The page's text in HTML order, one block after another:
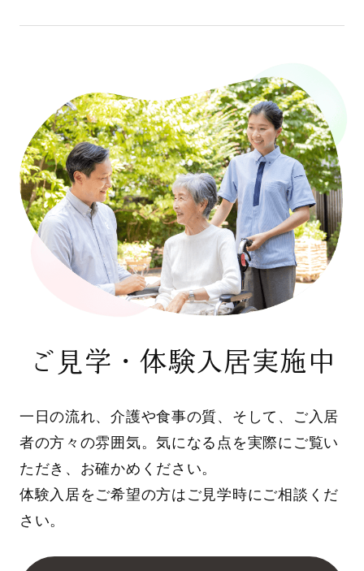
ご見学・体験入居実施中
一日の流れ、介護や食事の質、そして、ご入居
者の方々の雰囲気。気になる点を実際にご覧い
ただき、お確かめください。
体験入居をご希望の方はご見学時にご相談くだ
さい。